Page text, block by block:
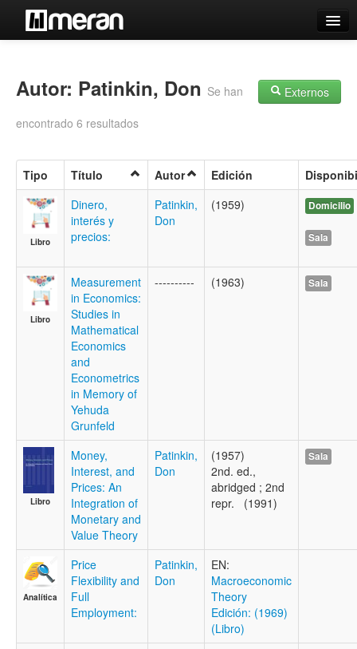
Búsqueda Avanzada
Contacto
Iniciar sesión
Externos
Autor: Patinkin, Don Se han
encontrado 6 resultados
Tipo Título Autor Edición
Libro
Dinero,
interés y
precios:
Patinkin,
Don
(1959) Domicilio
Sala
Libro
Measurement
in Economics:
Studies in
Mathematical
Economics
and
Econometrics
in Memory of
Yehuda
Grunfeld
---------- (1963) Sala
Libro
Money,
Interest, and
Prices: An
Integration of
Monetary and
Value Theory
Patinkin,
Don
(1957)
2nd. ed.,
abridged ; 2nd
repr. (1991)
Sala
Analítica
Price
Flexibility and
Full
Employment:
Patinkin,
Don
EN:
Macroeconomic
Theory
Edición: (1969)
(Libro)